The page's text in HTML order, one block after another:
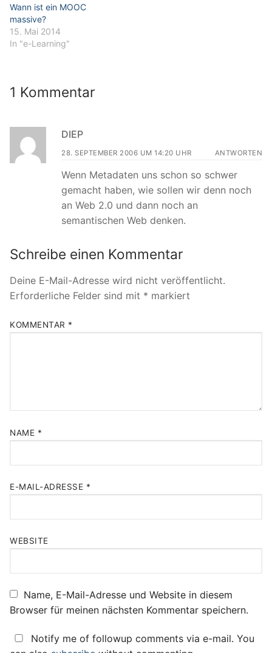
Wann ist ein MOOC
massive?
15. Mai 2014
In "e-Learning"
1 Kommentar
DIEP
28. SEPTEMBER 2006 UM 14:20 UHR ANTWORTEN
Wenn Metadaten uns schon so schwer
gemacht haben, wie sollen wir denn noch
an Web 2.0 und dann noch an
semantischen Web denken.
Schreibe einen Kommentar
Deine E-Mail-Adresse wird nicht veröffentlicht.
Erforderliche Felder sind mit * markiert
KOMMENTAR *
NAME *
E-MAIL-ADRESSE *
WEBSITE
Name, E-Mail-Adresse und Website in diesem
Browser für meinen nächsten Kommentar speichern.
Notify me of followup comments via e-mail. You